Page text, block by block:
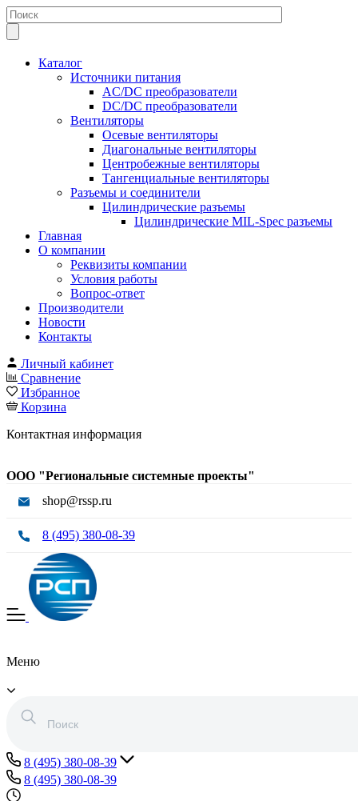
Каталог
Источники питания
AC/DC преобразователи
DC/DC преобразователи
Вентиляторы
Осевые вентиляторы
Диагональные вентиляторы
Центробежные вентиляторы
Тангенциальные вентиляторы
Разъемы и соединители
Цилиндрические разъемы
Цилиндрические MIL-Spec разъемы
Главная
О компании
Реквизиты компании
Условия работы
Вопрос-ответ
Производители
Новости
Контакты
Личный кабинет
Сравнение
Избранное
Корзина
Контактная информация
ООО "Региональные системные проекты"
shop@rssp.ru
8 (495) 380-08-39
Меню
8 (495) 380-08-39
8 (495) 380-08-39